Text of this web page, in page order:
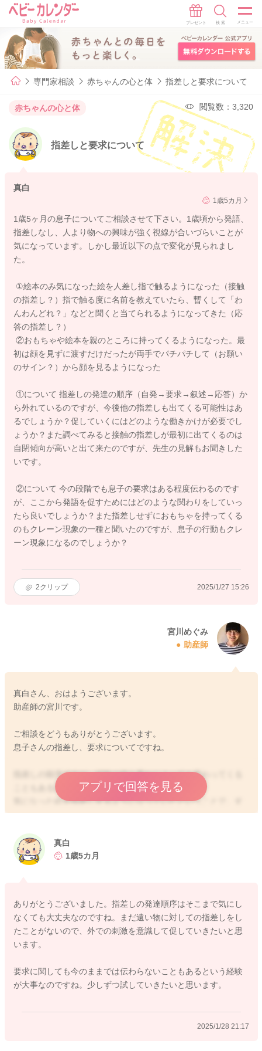
専門家相談 赤ちゃんの心と体 指差しと要求について
赤ちゃんの心と体 閲覧数：3,320
指差しと要求について
真白
1歳5カ月
1歳5ヶ月の息子についてご相談させて下さい。1歳頃から発語、
指差しなし、人より物への興味が強く視線が合いづらいことが
気になっています。しかし最近以下の点で変化が見られまし
た。
①絵本のみ気になった絵を人差し指で触るようになった（接触
の指差し？）指で触る度に名前を教えていたら、暫くして「わ
んわんどれ？」などと聞くと当てられるようになってきた（応
答の指差し？）
②おもちゃや絵本を親のところに持ってくるようになった。最
初は顔を見ずに渡すだけだったが両手でパチパチして（お願い
のサイン？）から顔を見るようになった
①について 指差しの発達の順序（自発→要求→叙述→応答）か
ら外れているのですが、今後他の指差しも出てくる可能性はあ
るでしょうか？促していくにはどのような働きかけが必要でし
ょうか？また調べてみると接触の指差しが最初に出てくるのは
自閉傾向が高いと出て来たのですが、先生の見解もお聞きした
いです。
②について 今の段階でも息子の要求はある程度伝わるのです
が、ここから発語を促すためにはどのような関わりをしていっ
たら良いでしょうか？また指差しせずにおもちゃを持ってくる
のもクレーン現象の一種と聞いたのですが、息子の行動もクレ
ーン現象になるのでしょうか？
2クリップ 2025/1/27 15:26
宮川めぐみ
助産師
真白さん、おはようございます。
助産師の宮川です。
ご相談をどうもありがとうございます。
息子さんの指差し、要求についてですね。
指差しの順序ですが、経験の積み重ねによっても変わってくる
こともあるのではと思います。
気になった絵を指差しするようになっていたということで、す
ぐに触れるものでもあるので、接触することにもなるけれど、
自閉傾向が高いのかは、この点だけでは私の方から評価をする
ことはできません。
し、発言をしていくようになると思います。
なので一緒に公園などにお出かけに行ってみたりしてみたとき
に真白さんからそのようなことを息子さんに対して繰り返しや
って見せてあげてみるのもいいと思います。
お顔が並ぶぐらいの高い位置でおんぶをされてみることでも、
同じ目線で一緒のものを見ます。そうして会話が始まっていく
アプリで回答を見る
真白
1歳5カ月
ありがとうございました。指差しの発達順序はそこまで気にし
なくても大丈夫なのですね。まだ遠い物に対しての指差しをし
たことがないので、外での刺激を意識して促していきたいと思
います。
要求に関しても今のままでは伝わらないこともあるという経験
が大事なのですね。少しずつ試していきたいと思います。
2025/1/28 21:17